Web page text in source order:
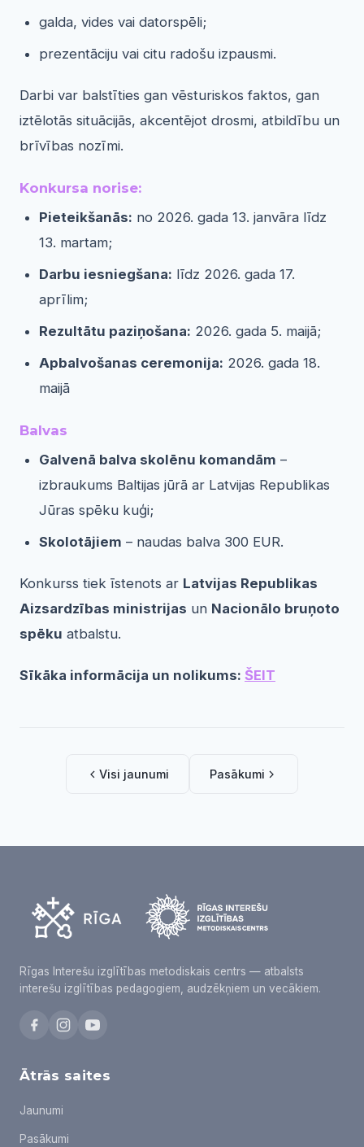
galda, vides vai datorspēli;
prezentāciju vai citu radošu izpausmi.
Darbi var balstīties gan vēsturiskos faktos, gan
iztēlotās situācijās, akcentējot drosmi, atbildību un
brīvības nozīmi.
Konkursa norise:
Pieteikšanās: no 2026. gada 13. janvāra līdz
13. martam;
Darbu iesniegšana: līdz 2026. gada 17.
aprīlim;
Rezultātu paziņošana: 2026. gada 5. maijā;
Apbalvošanas ceremonija: 2026. gada 18.
maijā
Balvas
Galvenā balva skolēnu komandām –
izbraukums Baltijas jūrā ar Latvijas Republikas
Jūras spēku kuģi;
Skolotājiem – naudas balva 300 EUR.
Konkurss tiek īstenots ar Latvijas Republikas
Aizsardzības ministrijas un Nacionālo bruņoto
spēku atbalstu.
Sīkāka informācija un nolikums: ŠEIT
Visi jaunumi Pasākumi
Rīgas Interešu izglītības metodiskais centrs — atbalsts
interešu izglītības pedagogiem, audzēkņiem un vecākiem.
Ātrās saites
Jaunumi
Pasākumi